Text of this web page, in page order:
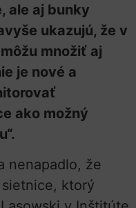
ale aj bunky
ukazujú, že v
množiť aj
je nové a
ako možný
nenapadlo, že
ktorý